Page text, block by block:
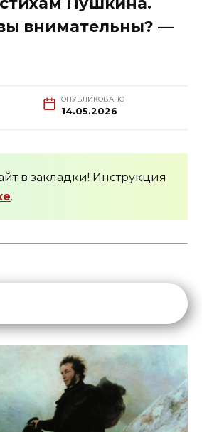
внимательны? —
ОПУБЛИКОВАНО
14.05.2026
в закладки! Инструкция
.